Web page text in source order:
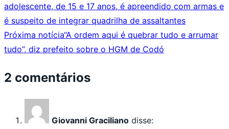
adolescente, de 15 e 17 anos, é apreendido com armas e
é suspeito de integrar quadrilha de assaltantes
Próxima notícia“A ordem aqui é quebrar tudo e arrumar
tudo”, diz prefeito sobre o HGM de Codó
2 comentários
Giovanni Graciliano disse: